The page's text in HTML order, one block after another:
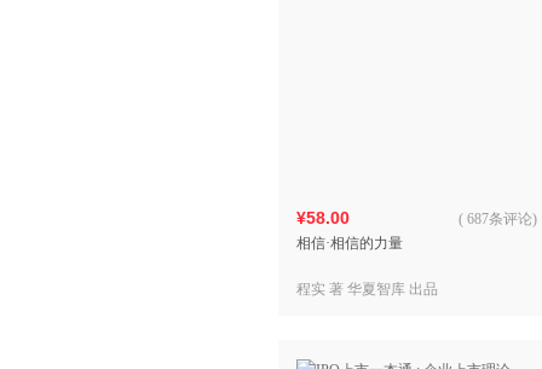
¥58.00
相信·相信的力量
( 687条评论)
程实 著 华夏智库 出品